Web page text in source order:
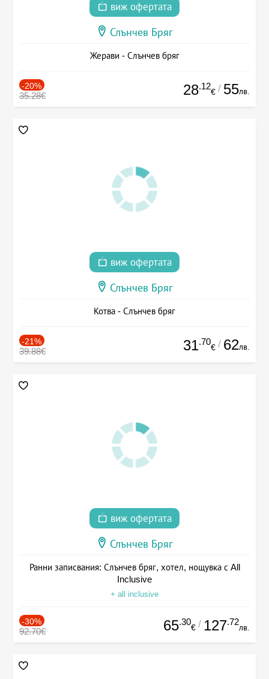
виж офертата
Слънчев Бряг
Жерави - Слънчев бряг
-20%
35.28€ 28.12
€ / 55лв.
виж офертата
Слънчев Бряг
Котва - Слънчев бряг
-21%
39.88€ 31.70
€ / 62лв.
виж офертата
Слънчев Бряг
Ранни записвания: Слънчев бряг, хотел, нощувка с All
Inclusive
+ all inclusive
-30%
92.70€ 65.30
€ / 127.72
лв.